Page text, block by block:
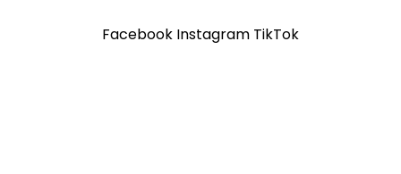
Facebook Instagram TikTok